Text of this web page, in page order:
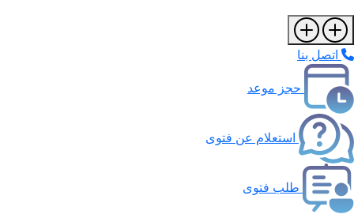
اتصل بنا
حجز موعد
استعلام عن فتوى
طلب فتوى